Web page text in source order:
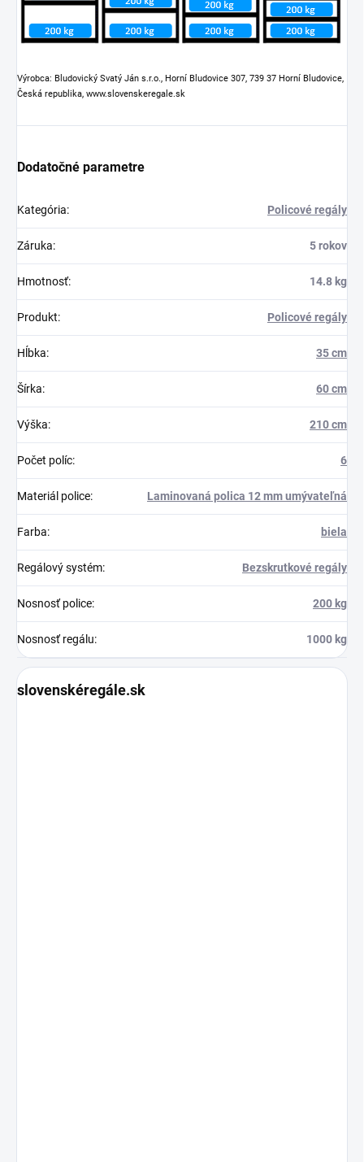
Výrobca: Bludovický Svatý Ján s.r.o., Horní Bludovice 307, 739 37 Horní Bludovice,
Česká republika, www.slovenskeregale.sk
Dodatočné parametre
Kategória: Policové regály
Záruka: 5 rokov
Hmotnosť: 14.8 kg
Produkt: Policové regály
Hĺbka: 35 cm
Šírka: 60 cm
Výška: 210 cm
Počet políc: 6
Materiál police: Laminovaná polica 12 mm umývateľná
Farba: biela
Regálový systém: Bezskrutkové regály
Nosnosť police: 200 kg
Nosnosť regálu: 1000 kg
slovenskéregále.sk